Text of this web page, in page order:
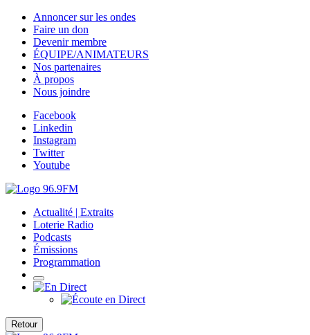
Annoncer sur les ondes
Faire un don
Devenir membre
ÉQUIPE/ANIMATEURS
Nos partenaires
À propos
Nous joindre
Facebook
Linkedin
Instagram
Twitter
Youtube
Actualité | Extraits
Loterie Radio
Podcasts
Émissions
Programmation
Retour